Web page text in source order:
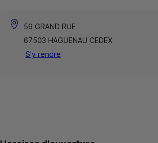
59 GRAND RUE
67503 HAGUENAU CEDEX
S'y rendre